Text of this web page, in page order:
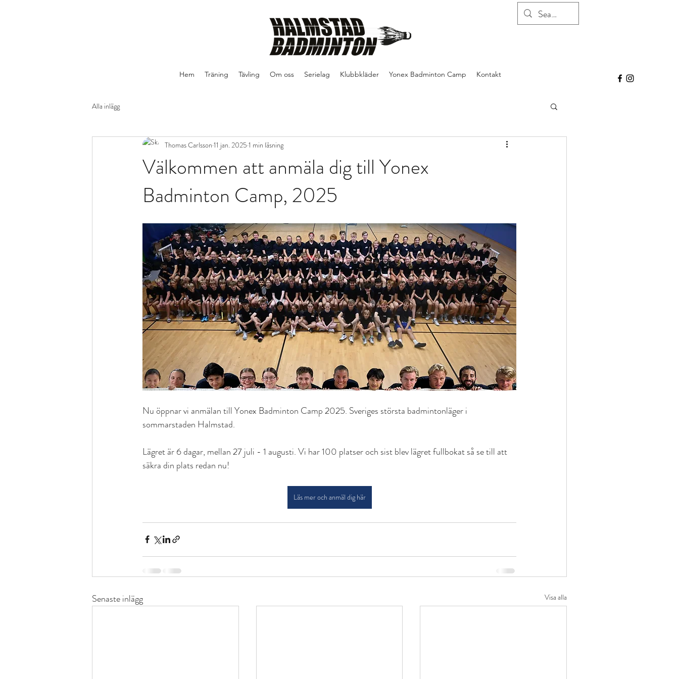
Hem Träning Tävling Om oss Serielag Klubbkläder Yonex Badminton Camp Kontakt
Alla inlägg
Välkommen att anmäla dig till Yonex
Badminton Camp, 2025
Thomas Carlsson 11 jan. 2025 1 min läsning
Nu öppnar vi anmälan till Yonex Badminton Camp 2025. Sveriges största badmintonläger i
sommarstaden Halmstad.
Lägret är 6 dagar, mellan 27 juli - 1 augusti. Vi har 100 platser och sist blev lägret fullbokat så se till att
säkra din plats redan nu!
Läs mer och anmäl dig här
Senaste inlägg Visa alla